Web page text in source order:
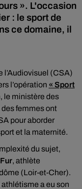
». L'occasion
: le sport de
ce domaine, il
l’Audiovisuel (CSA)
l’opération « Sport
le ministère des
femmes ont
pour aborder
et la maternité.
du sujet,
, athlète
(Loir-et-Cher).
a eu son